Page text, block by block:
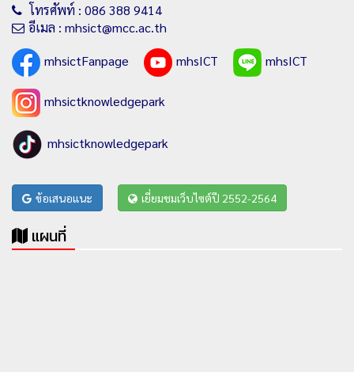
โทรศัพท์ : 086 388 9414
อีเมล : mhsict@mcc.ac.th
mhsictFanpage
mhsICT mhsICT
mhsictknowledgepark
mhsictknowledgepark
ข้อเสนอแนะ เยี่ยมชมเว็บไซต์ปี 2552-2564
แผนที่